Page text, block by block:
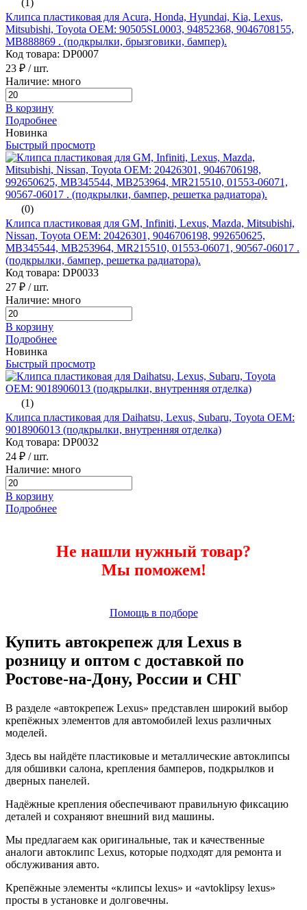
(1)
Клипса пластиковая для Acura, Honda, Hyundai, Kia, Lexus,
Mitsubishi, Toyota ОЕМ: 90505SL0003, 94852368, 9046708155,
MB888869 . (подкрылки, брызговики, бампер).
Код товара: DP0007
23 ₽ / шт.
Наличие: много
В корзину
Подробнее
Новинка
Быстрый просмотр
(0)
Клипса пластиковая для GM, Infiniti, Lexus, Mazda, Mitsubishi,
Nissan, Toyota ОЕМ: 20426301, 9046706198, 992650625,
MB345544, MB253964, MR215510, 01553-06071, 90567-06017 .
(подкрылки, бампер, решетка радиатора).
Код товара: DP0033
27 ₽ / шт.
Наличие: много
В корзину
Подробнее
Новинка
Быстрый просмотр
(1)
Клипса пластиковая для Daihatsu, Lexus, Subaru, Toyota ОЕМ:
9018906013 (подкрылки, внутренняя отделка)
Код товара: DP0032
24 ₽ / шт.
Наличие: много
В корзину
Подробнее
Не нашли нужный товар?
Мы поможем!
Помощь в подборе
Купить автокрепеж для Lexus в
розницу и оптом с доставкой по
Ростове-на-Дону, России и СНГ
В разделе «автокрепеж Lexus» представлен широкий выбор
крепёжных элементов для автомобилей lexus различных
моделей.
Здесь вы найдёте пластиковые и металлические автоклипсы
для обшивки салона, крепления бамперов, подкрылков и
дверных панелей.
Надёжные крепления обеспечивают правильную фиксацию
деталей и сохраняют внешний вид машины.
Мы предлагаем как оригинальные, так и качественные
аналоги автоклипс Lexus, которые подходят для ремонта и
обслуживания авто.
Крепёжные элементы «клипсы lexus» и «avtoklipsy lexus»
просты в установке и долговечны.